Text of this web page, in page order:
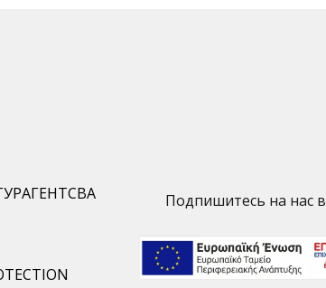
Подпишитесь на нас в